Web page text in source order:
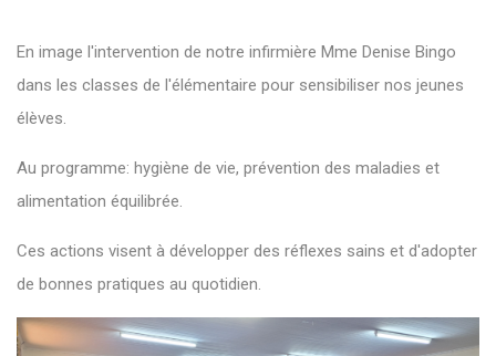
En image l'intervention de notre infirmière Mme Denise Bingo
dans les classes de l'élémentaire pour sensibiliser nos jeunes
élèves.
Au programme: hygiène de vie, prévention des maladies et
alimentation équilibrée.
Ces actions visent à développer des réflexes sains et d'adopter
de bonnes pratiques au quotidien.